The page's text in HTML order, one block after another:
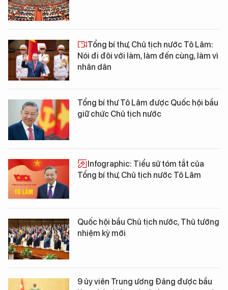
Tổng bí thư, Chủ tịch nước Tô Lâm:
Nói đi đôi với làm, làm đến cùng, làm vì
nhân dân
Tổng bí thư Tô Lâm được Quốc hội bầu
giữ chức Chủ tịch nước
Infographic: Tiểu sử tóm tắt của
Tổng bí thư, Chủ tịch nước Tô Lâm
Quốc hội bầu Chủ tịch nước, Thủ tướng
nhiệm kỳ mới
9 ủy viên Trung ương Đảng được bầu